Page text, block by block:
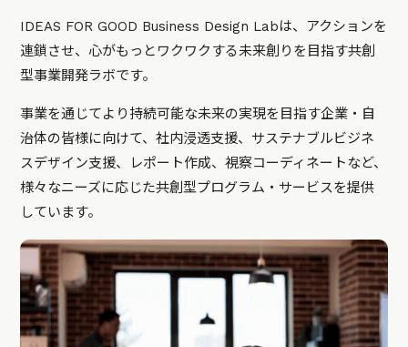
IDEAS FOR GOOD Business Design Labは、アクションを
連鎖させ、心がもっとワクワクする未来創りを目指す共創
型事業開発ラボです。
事業を通じてより持続可能な未来の実現を目指す企業・自
治体の皆様に向けて、社内浸透支援、サステナブルビジネ
スデザイン支援、レポート作成、視察コーディネートなど、
様々なニーズに応じた共創型プログラム・サービスを提供
しています。